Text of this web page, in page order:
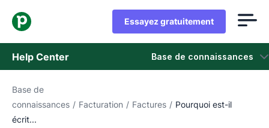
Essayez gratuitement
Help Center Base de connaissances
Base de connaissances
Statut
Base de
connaissances / Facturation / Factures / Pourquoi est-il
écrit...